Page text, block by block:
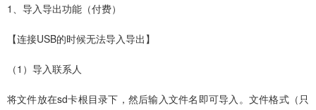
1、导入导出功能（付费）
【连接USB的时候无法导入导出】
（1）导入联系人
将文件放在sd卡根目录下，然后输入文件名即可导入。文件格式（只